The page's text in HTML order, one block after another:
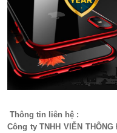
Thông tin liên hệ :
Công ty TNHH VIỄN